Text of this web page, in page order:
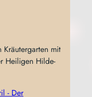
Kräu­ter­gar­ten mit
Hei­li­gen Hil­de­